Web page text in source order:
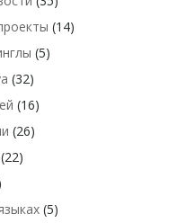
(14)
(5)
(32)
(16)
(26)
(5)